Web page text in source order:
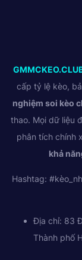
cấp tỷ lệ kèo,
nghiệm soi kèo
thao. Mọi dữ liệu
phân tích chính
khả
Hashtag:
Địa chỉ: 83
Thành phố